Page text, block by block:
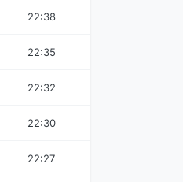
22:38
22:35
22:32
22:30
22:27